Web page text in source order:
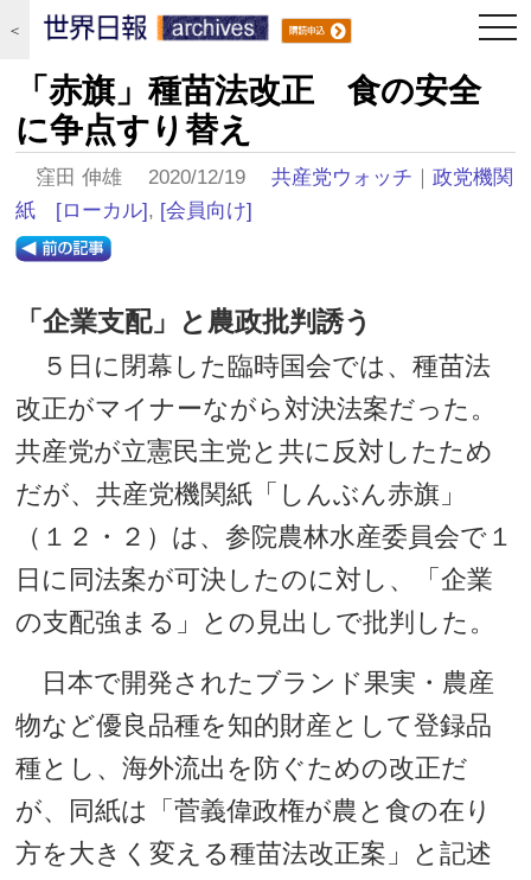
＜
「赤旗」種苗法改正 食の安全
に争点すり替え
窪田 伸雄 2020/12/19共産党ウォッチ ｜政党機関
紙
[ローカル], [会員向け]
「企業支配」と農政批判誘う
５日に閉幕した臨時国会では、種苗法
改正がマイナーながら対決法案だった。
共産党が立憲民主党と共に反対したため
だが、共産党機関紙「しんぶん赤旗」
（１２・２）は、参院農林水産委員会で１
日に同法案が可決したのに対し、「企業
の支配強まる」との見出しで批判した。
日本で開発されたブランド果実・農産
物など優良品種を知的財産として登録品
種とし、海外流出を防ぐための改正だ
が、同紙は「菅義偉政権が農と食の在り
方を大きく変える種苗法改正案」と記述